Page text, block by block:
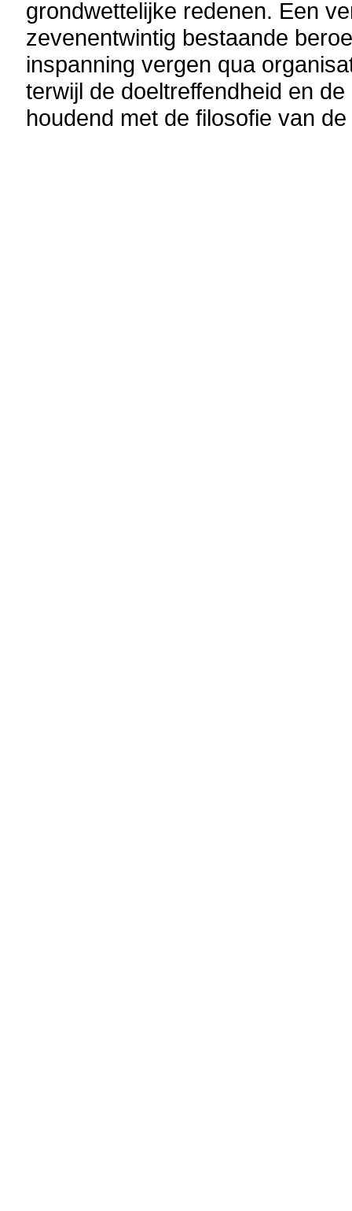
grondwettelijke redenen. Een
zevenentwintig bestaande
inspanning vergen qua
terwijl de doeltreffendheid en
houdend met de filosofie van